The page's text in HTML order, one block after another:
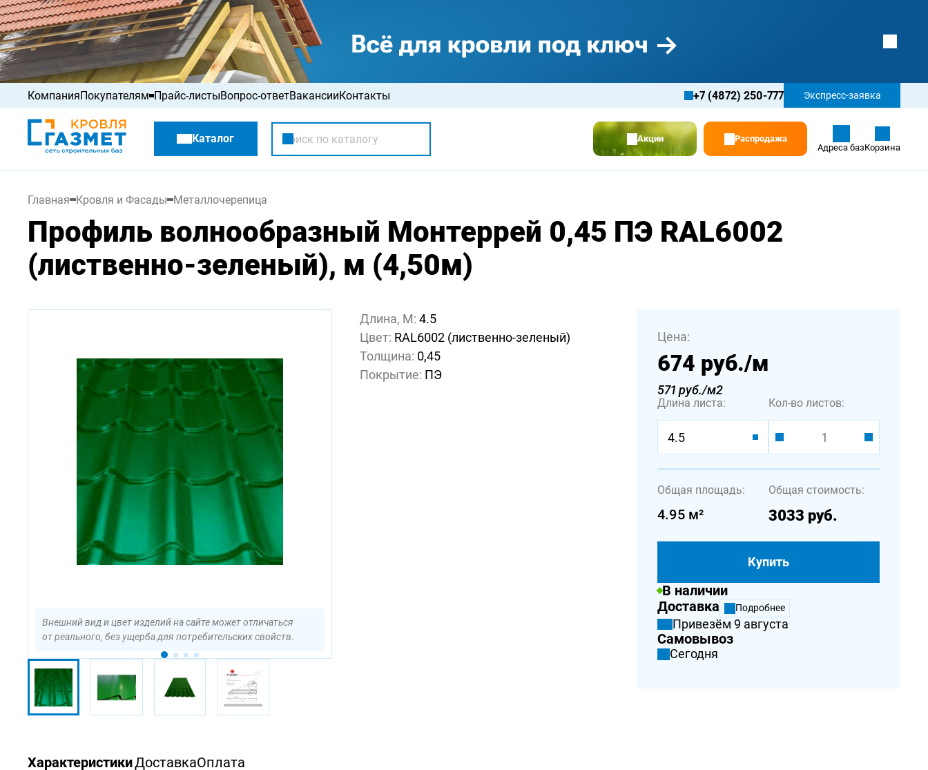
КомпанияПокупателям
Акции
Распродажа
Прайс-листыВопрос-ответВакансииКонтакты +7 (4872) 250-777 Экспресс-заявка
Каталог Акции
Распродажа
Адреса базКорзина
Главная Кровля и Фасады Металлочерепица
Профиль волнообразный Монтеррей 0,45 ПЭ RAL6002
(лиственно-зеленый), м (4,50м)
Внешний вид и цвет изделий на сайте может отличаться
от реального, без ущерба для потребительских свойств.
Длина, М: 4.5
Цвет: RAL6002 (лиственно-зеленый)
Толщина: 0,45
Покрытие: ПЭ
Цена:
674 руб./м
571 руб./м2
Длина листа:
4.5
Кол-во листов:
Общая площадь:
4.95 м²
Общая стоимость:
3033 руб.
Купить
В наличии
Доставка
Подробнее
Привезём 9 августа
Самовывоз
Сегодня
ХарактеристикиДоставкаОплата